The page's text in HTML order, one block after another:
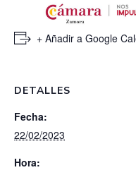
+ Añadir a Google
DETALLES
Fecha:
22/02/2023
Hora: